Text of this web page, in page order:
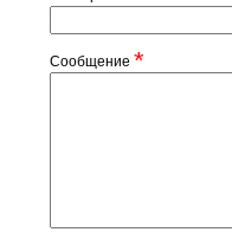
Сообщение *